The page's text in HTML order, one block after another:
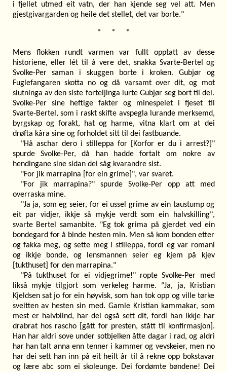
i fjellet utmed eit vatn, der han kjende seg vel att. Men
gjestgivargarden og heile det stellet, det var borte."
* * *
Mens flokken rundt varmen var fullt opptatt av desse
historiene, eller lét til å vere det, snakka Svarte-Bertel og
Svolke-Per saman i skuggen borte i kroken. Gubjør og
Fuglefangaren skotta no og då varsamt over dit, og mot
slutninga av den siste forteljinga lurte Gubjør seg bort til dei.
Svolke-Per sine heftige fakter og minespelet i fjeset til
Svarte-Bertel, som i raskt skifte avspegla lurande merksemd,
byrgskap og forakt, hat og harme, vitna klart om at dei
drøfta kåra sine og forholdet sitt til dei fastbuande.
"Hå aschar dero i stilleppa for [Korfor er du i arrest?]"
spurde Svolke-Per, då han hadde fortalt om nokre av
hendingane sine sidan dei såg kvarandre sist.
"For jik marrapina [for ein grime]", var svaret.
"For jik marrapina?" spurde Svolke-Per opp att med
overraska mine.
"Ja ja, som eg seier, for ei ussel grime av ein taustump og
eit par vidjer, ikkje så mykje verdt som ein halvskilling",
svarte Bertel samanbite. "Eg tok grima på gjerdet ved ein
bondegard for å binde hesten min. Men så kom bonden etter
og fakka meg, og sette meg i stilleppa, fordi eg var romani
og ikkje bonde, og lensmannen seier eg kjem på kjev
[tukthuset] for den marrapina."
"På tukthuset for ei vidjegrime!" ropte Svolke-Per med
likså mykje tilgjort som verkeleg harme. "Ja, ja, Kristian
Kjeldsen sat jo for ein høyvisk, som han tok opp og ville tørke
sveitten av hesten sin med. Gamle Kristian kammakar, som
mest er halvblind, har dei også sett dit, fordi han ikkje har
drabrat hos rascho [gått for presten, stått til konfirmasjon].
Han har aldri sove under sotbjelken åtte dagar i rad, og aldri
har han talt anna enn tenner i kammer og vevskeier, men no
har dei sett han inn på eit heilt år til å rekne opp bokstavar
og lære abc som ei skoleunge. Dei fordømte bøndene! Dei